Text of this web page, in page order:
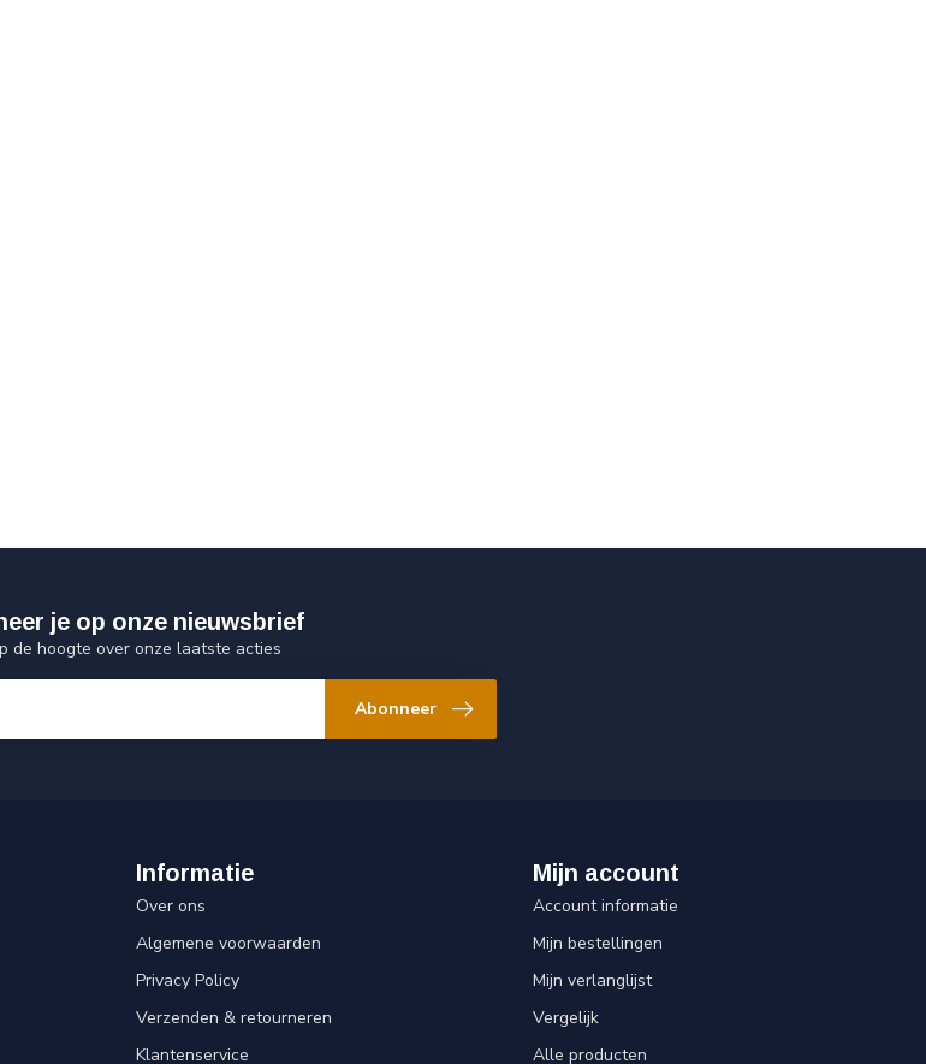
je op onze nieuwsbrief
de hoogte over onze laatste acties
Abonneer
Informatie
Over ons
Algemene voorwaarden
Privacy Policy
Verzenden & retourneren
Klantenservice
Mijn account
Account informatie
Mijn bestellingen
Mijn verlanglijst
Vergelijk
Alle producten